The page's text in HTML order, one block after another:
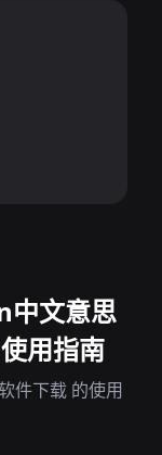
中文意思
用指南
件下载 的使用